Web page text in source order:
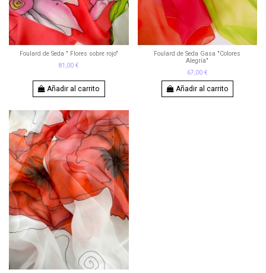
Foulard de Seda " Flores sobre rojo"
81,00 €
Añadir al carrito
Foulard de Seda Gasa "Colores
Alegría"
67,00 €
Añadir al carrito